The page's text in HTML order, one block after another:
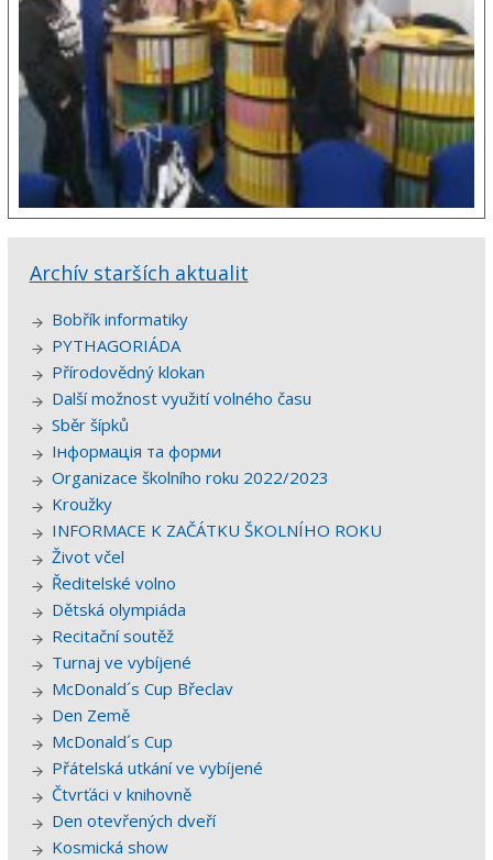
Archív starších aktualit
Bobřík informatiky
PYTHAGORIÁDA
Přírodovědný klokan
Další možnost využití volného času
Sběr šípků
Інформація та форми
Organizace školního roku 2022/2023
Kroužky
INFORMACE K ZAČÁTKU ŠKOLNÍHO ROKU
Život včel
Ředitelské volno
Dětská olympiáda
Recitační soutěž
Turnaj ve vybíjené
McDonald´s Cup Břeclav
Den Země
McDonald´s Cup
Přátelská utkání ve vybíjené
Čtvrťáci v knihovně
Den otevřených dveří
Kosmická show